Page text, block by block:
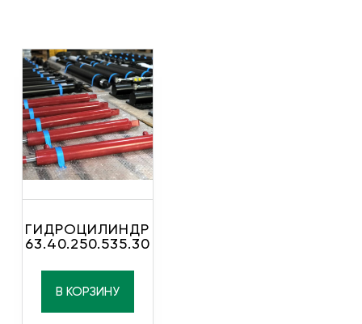
ГИДРОЦИЛИНДР
63.40.250.535.30
В КОРЗИНУ